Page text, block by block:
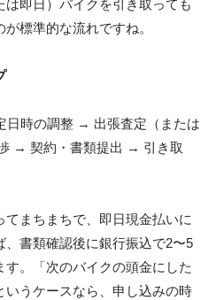
は即日）バイクを引き取っても
標準的な流れですね。
時の調整 → 出張査定（または
→ 契約・書類提出 → 引き取
てまちまちで、即日現金払いに
書類確認後に銀行振込で2〜5
。「次のバイクの頭金にした
いうケースなら、申し込みの時